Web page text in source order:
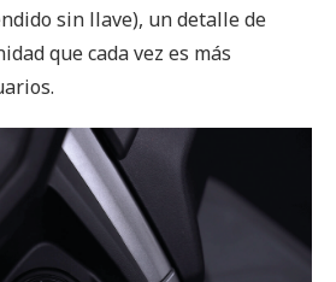
sin llave), un detalle de
que cada vez es más